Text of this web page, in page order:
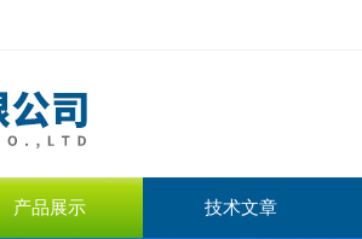
产品展示 技术文章